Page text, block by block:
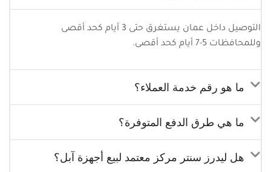
التوصيل داخل عمان يستغرق حتى 3 أيام كحد أقصى
وللمحافظات 5-7 أيام كحد أقصى.
ما هو رقم خدمة العملاء؟
ما هي طرق الدفع المتوفرة؟
هل ليدرز سنتر مركز معتمد لبيع أجهزة آبل؟